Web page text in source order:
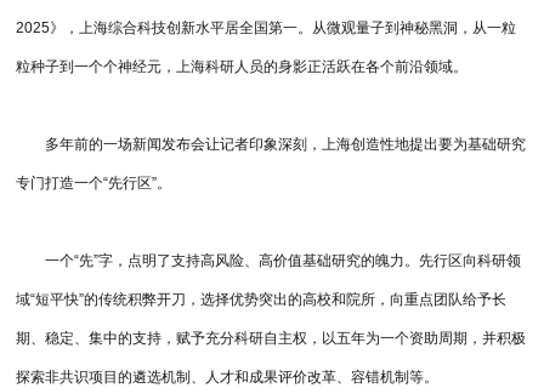
2025》，上海综合科技创新水平居全国第一。从微观量子到神秘黑洞，从一粒
粒种子到一个个神经元，上海科研人员的身影正活跃在各个前沿领域。
多年前的一场新闻发布会让记者印象深刻，上海创造性地提出要为基础研究
专门打造一个“先行区”。
一个“先”字，点明了支持高风险、高价值基础研究的魄力。先行区向科研领
域“短平快”的传统积弊开刀，选择优势突出的高校和院所，向重点团队给予长
期、稳定、集中的支持，赋予充分科研自主权，以五年为一个资助周期，并积极
探索非共识项目的遴选机制、人才和成果评价改革、容错机制等。